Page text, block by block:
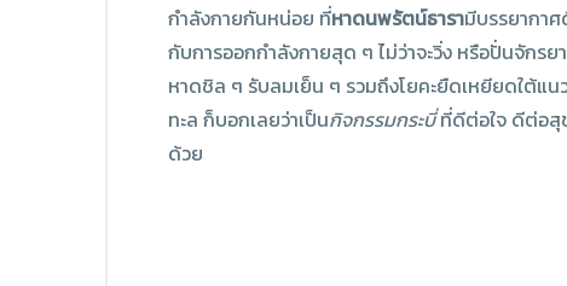
กำลังกายกันหน่อย ที่หาดนพรัตน์ธารามีบรรยากาศ
กับการออกกำลังกายสุด ๆ ไม่ว่าจะวิ่ง หรือปั่นจักรย
หาดชิล ๆ รับลมเย็น ๆ รวมถึงโยคะยืดเหยียดใต้แ
ทะล ก็บอกเลยว่าเป็นกิจกรรมกระบี่ที่ดีต่อใจ ดีต่อสุ
ด้วย